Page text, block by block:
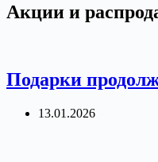
Акции и
Подарки
13.01.2026